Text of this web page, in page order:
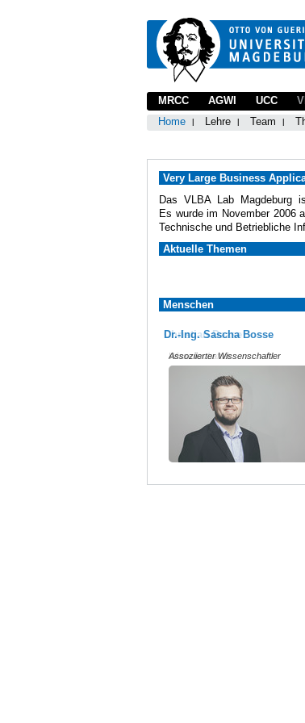
MRCC AGWI UCC
Home
Lehre Team
Very Large Business
Das VLBA Lab Magdeburg
Es wurde im November 2006
Technische und Betriebliche
Aktuelle Themen
Menschen
Christian Daase
Wissenschaftler
Dr.-Ing. Sascha Bosse
Assoziierter Wissenschaftler